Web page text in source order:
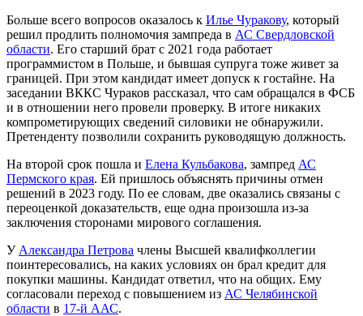
Больше всего вопросов оказалось к Илье Чуракову, который
решил продлить полномочия зампреда в АС Свердловской
области. Его старший брат с 2021 года работает
программистом в Польше, и бывшая супруга тоже живет за
границей. При этом кандидат имеет допуск к гостайне. На
заседании ВККС Чураков рассказал, что сам обращался в ФСБ
и в отношении него провели проверку. В итоге никаких
компрометирующих сведений силовики не обнаружили.
Претенденту позволили сохранить руководящую должность.
На второй срок пошла и Елена Кульбакова, зампред АС
Пермского края. Ей пришлось объяснять причины отмен
решений в 2023 году. По ее словам, две оказались связаны с
переоценкой доказательств, еще одна произошла из-за
заключения сторонами мирового соглашения.
У Александра Петрова члены Высшей квалифколлегии
поинтересовались, на каких условиях он брал кредит для
покупки машины. Кандидат ответил, что на общих. Ему
согласовали переход с повышением из АС Челябинской
области в 17-й ААС.